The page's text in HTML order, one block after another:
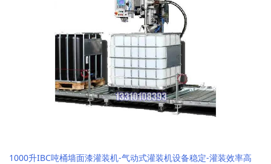
1000升IBC吨桶墙面漆灌装机-气动式灌装机设备稳定-灌装效率高